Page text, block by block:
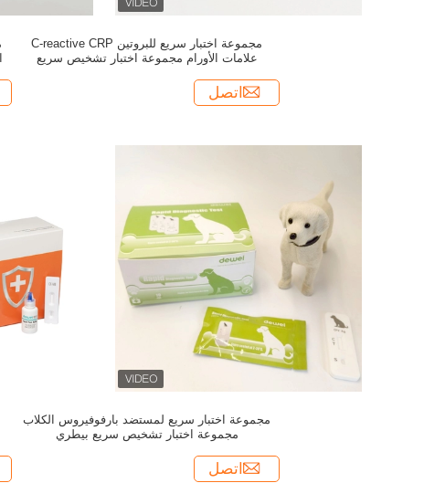
مجموعة اختبار سريع للبروتين C-reactive CRP
علامات الأورام مجموعة اختبار تشخيص سريع
اتصل
مجموعة اختبار سريع لمستضد بارفوفيروس الكلاب
مجموعة اختبار تشخيص سريع بيطري
اتصل